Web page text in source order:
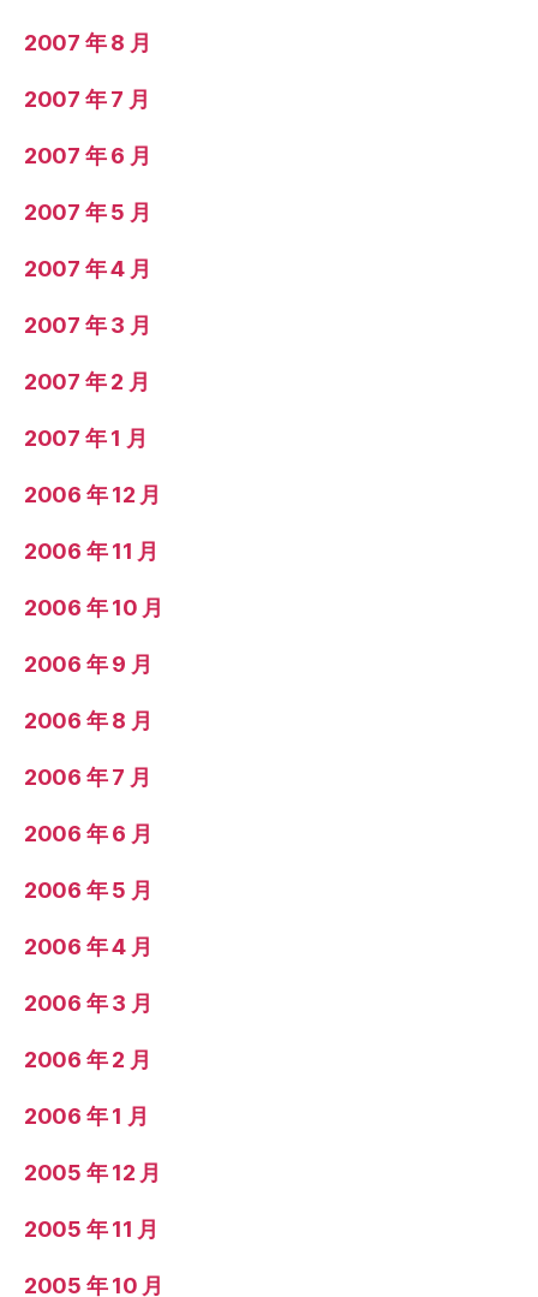
2007 年 8 月
2007 年 7 月
2007 年 6 月
2007 年 5 月
2007 年 4 月
2007 年 3 月
2007 年 2 月
2007 年 1 月
2006 年 12 月
2006 年 11 月
2006 年 10 月
2006 年 9 月
2006 年 8 月
2006 年 7 月
2006 年 6 月
2006 年 5 月
2006 年 4 月
2006 年 3 月
2006 年 2 月
2006 年 1 月
2005 年 12 月
2005 年 11 月
2005 年 10 月